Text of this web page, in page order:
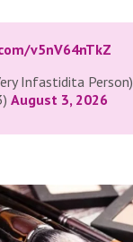
v5nV64nTkZ
Infastidita Person)
August 3, 2026